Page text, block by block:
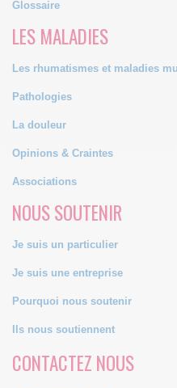
Glossaire
LES MALADIES
Les rhumatismes et maladies
Pathologies
La douleur
Opinions & Craintes
Associations
NOUS SOUTENIR
Je suis un particulier
Je suis une entreprise
Pourquoi nous soutenir
Ils nous soutiennent
CONTACTEZ NOUS